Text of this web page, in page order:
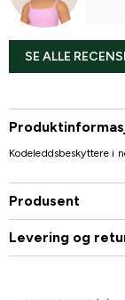
SE ALLE
Kodeleddsbeskyttere i
Produsent
Levering og